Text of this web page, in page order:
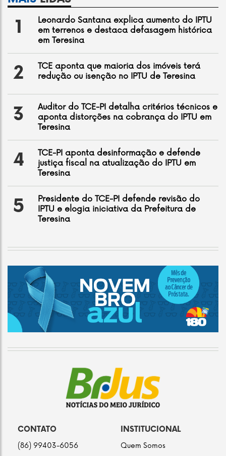
1
Leonardo Santana explica aumento do IPTU
em terrenos e destaca defasagem histórica
em Teresina
2
TCE aponta que maioria dos imóveis terá
redução ou isenção no IPTU de Teresina
3
Auditor do TCE-PI detalha critérios técnicos e
aponta distorções na cobrança do IPTU em
Teresina
4
TCE-PI aponta desinformação e defende
justiça fiscal na atualização do IPTU em
Teresina
5
Presidente do TCE-PI defende revisão do
IPTU e elogia iniciativa da Prefeitura de
Teresina
CONTATO
(86) 99403-6056
INSTITUCIONAL
Quem Somos